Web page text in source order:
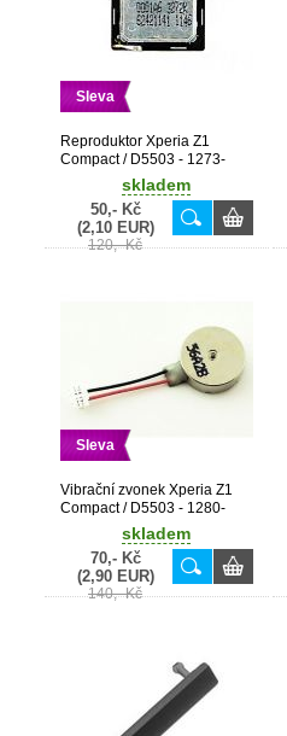
Sleva
Reproduktor Xperia Z1
Compact / D5503 - 1273-
skladem
50,- Kč
(2,10 EUR)
120,- Kč
Sleva
Vibrační zvonek Xperia Z1
Compact / D5503 - 1280-
skladem
70,- Kč
(2,90 EUR)
140,- Kč